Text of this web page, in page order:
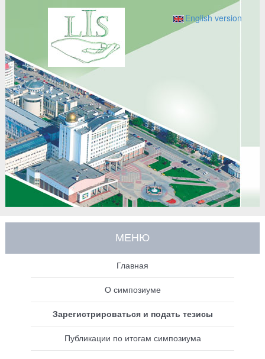
English version
МЕНЮ
Главная
О симпозиуме
Зарегистрироваться и подать тезисы
Публикации по итогам симпозиума